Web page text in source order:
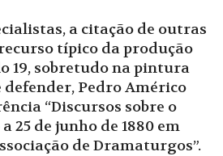
a citação de outras
típico da produção
19, sobretudo na pintura
Pedro Américo
“Discursos sobre o
25 de junho de 1880 em
de Dramaturgos”.